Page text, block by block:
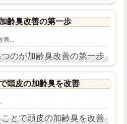
齢臭改善の第一歩
善...
のが加齢臭改善の第一歩
頭皮の加齢臭を改善
とで頭皮の加齢臭を改善